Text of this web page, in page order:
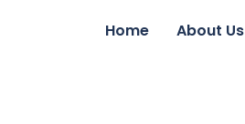
Home About Us